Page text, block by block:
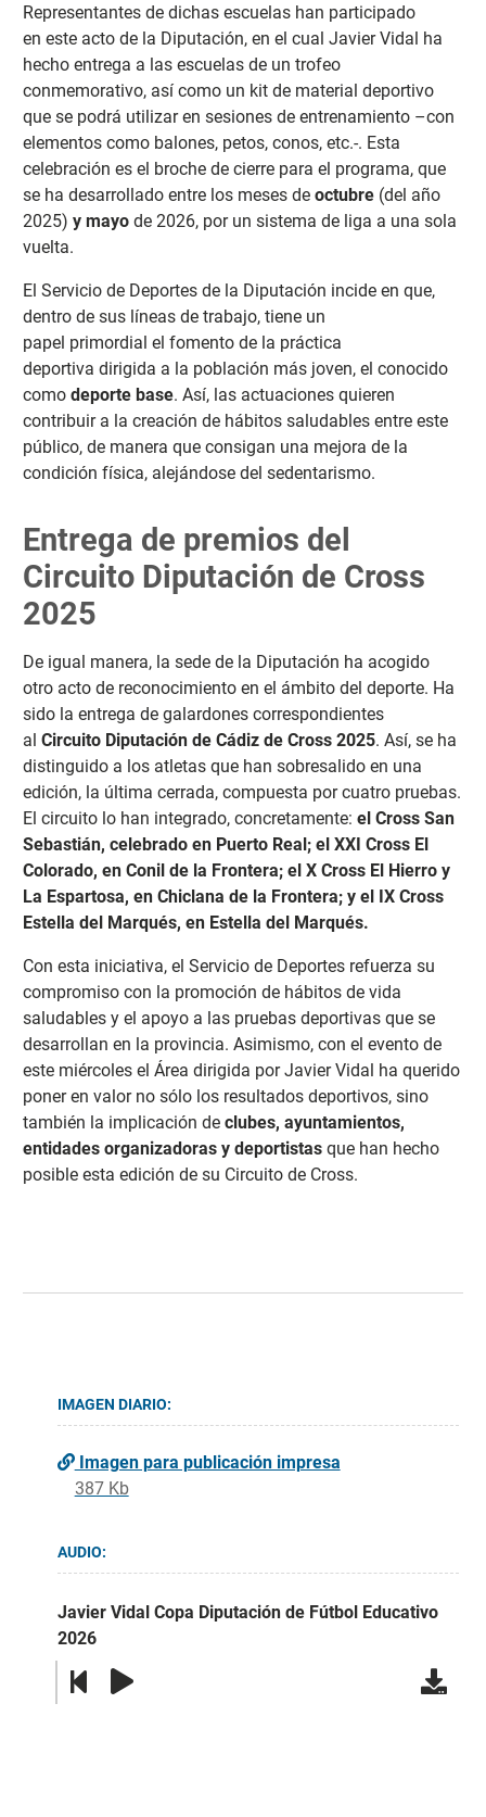
Representantes de dichas escuelas han participado
en este acto de la Diputación, en el cual Javier Vidal ha
hecho entrega a las escuelas de un trofeo
conmemorativo, así como un kit de material deportivo
que se podrá utilizar en sesiones de entrenamiento –con
elementos como balones, petos, conos, etc.-. Esta
celebración es el broche de cierre para el programa, que
se ha desarrollado entre los meses de octubre (del año
2025) y mayode 2026, por un sistema de liga a una sola
vuelta.
El Servicio de Deportes de la Diputación incide en que,
dentro de sus líneas de trabajo, tiene un
papel primordial el fomento de la práctica
deportiva dirigida a la población más joven, el conocido
como deporte base. Así, las actuaciones quieren
contribuir a la creación de hábitos saludables entre este
público, de manera que consigan una mejora de la
condición física, alejándose del sedentarismo.
Entrega de premios del
Circuito Diputación de Cross
2025
De igual manera, la sede de la Diputación ha acogido
otro acto de reconocimiento en el ámbito del deporte. Ha
sido la entrega de galardones correspondientes
al Circuito Diputación de Cádiz de Cross 2025. Así, se ha
distinguido a los atletas que han sobresalido en una
edición, la última cerrada, compuesta por cuatro pruebas.
El circuito lo han integrado, concretamente: el Cross San
Sebastián, celebrado en Puerto Real; el XXI Cross El
Colorado, en Conil de la Frontera; el X Cross El Hierro y
La Espartosa, en Chiclana de la Frontera; y el IX Cross
Estella del Marqués, en Estella del Marqués.
Con esta iniciativa, el Servicio de Deportes refuerza su
compromiso con la promoción de hábitos de vida
saludables y el apoyo a las pruebas deportivas que se
desarrollan en la provincia. Asimismo, con el evento de
este miércoles el Área dirigida por Javier Vidal ha querido
poner en valor no sólo los resultados deportivos, sino
también la implicación de clubes, ayuntamientos,
entidades organizadoras y deportistas que han hecho
posible esta edición de su Circuito de Cross.
IMAGEN DIARIO:
Imagen para publicación impresa
387 Kb
AUDIO:
Javier Vidal Copa Diputación de Fútbol Educativo
2026